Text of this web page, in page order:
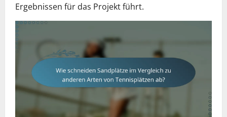
Ergebnissen für das Projekt führt.